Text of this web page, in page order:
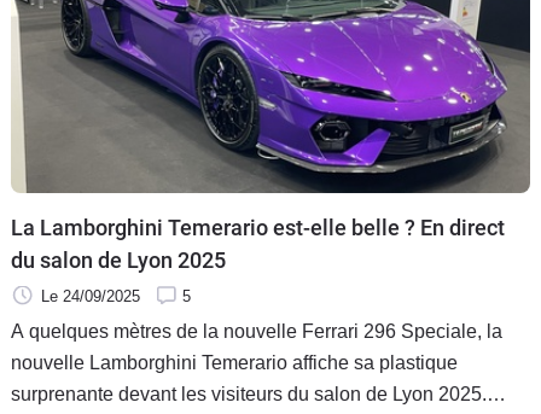
La Lamborghini Temerario est-elle belle ? En direct
du salon de Lyon 2025
Le 24/09/2025 5
A quelques mètres de la nouvelle Ferrari 296 Speciale, la
nouvelle Lamborghini Temerario affiche sa plastique
surprenante devant les visiteurs du salon de Lyon 2025.